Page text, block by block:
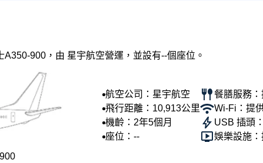
900，由 星宇航空營運，並設有--個座位。
航空公司：星宇航空
飛行距離：10,913公里
機齡：2年5個月
座位：--
餐膳服務
Wi-Fi：提
USB 插頭
娛樂設施